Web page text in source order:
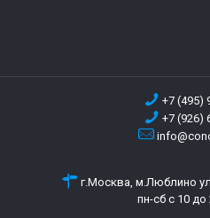
+7 (495)
+7 (926)
г.Москва, м.Люблино
пн-сб с 10 до